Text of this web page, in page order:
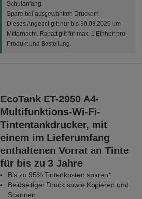
Schulanfang
Spare bei ausgewählten Druckern.
Dieses Angebot gilt nur bis 30.08.2026 um
Mitternacht. Rabatt gilt für max. 1 Einheit pro
Produkt und Bestellung.
EcoTank ET-2950 A4-
Multifunktions-Wi-Fi-
Tintentankdrucker, mit
einem im Lieferumfang
enthaltenen Vorrat an Tinte
für bis zu 3 Jahre
Bis zu 95% Tintenkosten sparen*
Beidseitiger Druck sowie Kopieren und
Scannen